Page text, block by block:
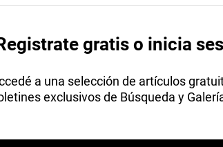
gratis o inicia
a una selección de artículos
exclusivos de Búsqueda y